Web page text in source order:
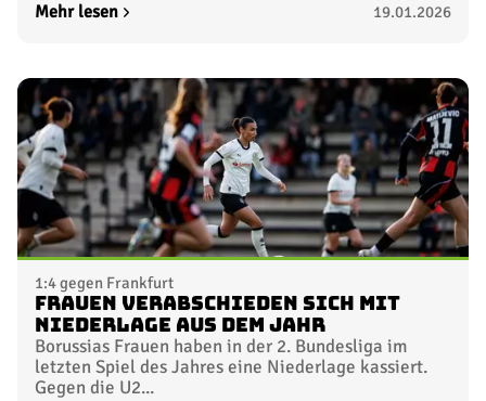
Mehr lesen 19.01.2026
1:4 gegen Frankfurt
Frauen verabschieden sich mit
Niederlage aus dem Jahr
Borussias Frauen haben in der 2. Bundesliga im
letzten Spiel des Jahres eine Niederlage kassiert.
Gegen die U2...